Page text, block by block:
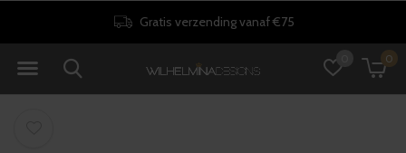
0
Gratis verzending vanaf €75